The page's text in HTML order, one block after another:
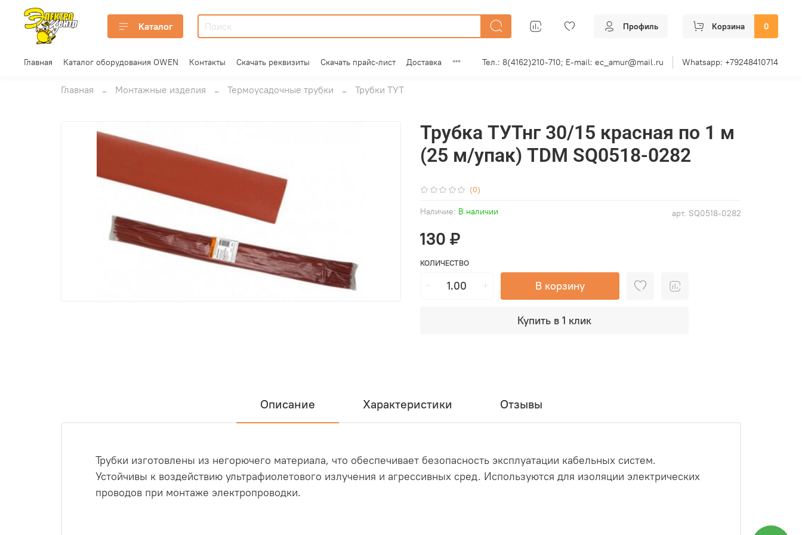
Каталог Профиль Корзина 0
Главная Каталог оборудования OWEN Контакты Скачать реквизиты Скачать прайс-лист Доставка Тел.: 8(4162)210-710; E-mail: ec_amur@mail.ru Whatsapp: +79248410714
Главная Монтажные изделия Термоусадочные трубки Трубки ТУТ
(0)
арт. SQ0518-0282
Наличие: В наличии
Трубка ТУТнг 30/15 красная по 1 м
(25 м/упак) TDM SQ0518-0282
130 ₽
КОЛИЧЕСТВО
В корзину
Купить в 1 клик
Описание Характеристики Отзывы
Трубки изготовлены из негорючего материала, что обеспечивает безопасность эксплуатации кабельных систем.
Устойчивы к воздействию ультрафиолетового излучения и агрессивных сред. Используются для изоляции электрических
проводов при монтаже электропроводки.